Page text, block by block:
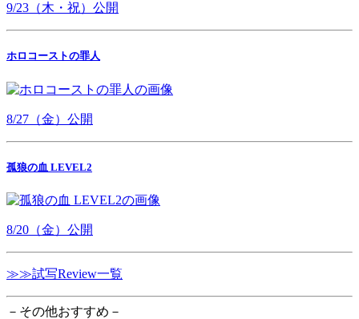
9/23（木・祝）公開
ホロコーストの罪人
8/27（金）公開
孤狼の血 LEVEL2
8/20（金）公開
≫≫試写Review一覧
－その他おすすめ－